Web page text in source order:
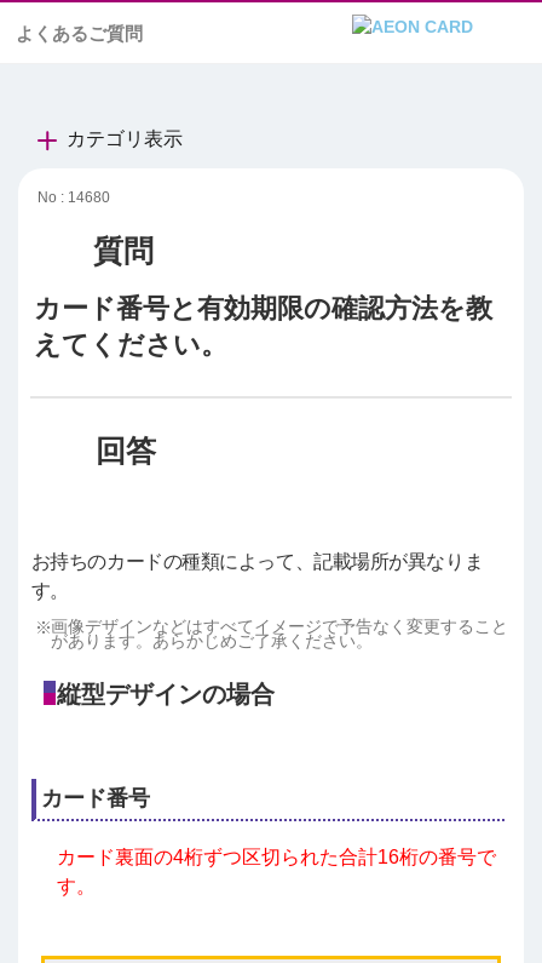
よくあるご質問
カテゴリ表示
No : 14680
カード番号と有効期限の確認方法を教
えてください。
お持ちのカードの種類によって、記載場所が異なりま
す。
画像デザインなどはすべてイメージで予告なく変更すること
があります。あらかじめご了承ください。
縦型デザインの場合
カード番号
カード裏面の4桁ずつ区切られた合計16桁の番号で
す。